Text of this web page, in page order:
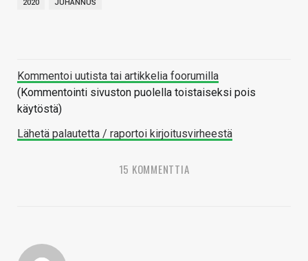
2020 JUHANNUS
Kommentoi uutista tai artikkelia foorumilla
(Kommentointi sivuston puolella toistaiseksi pois
käytöstä)
Lähetä palautetta / raportoi kirjoitusvirheestä
15 KOMMENTTIA